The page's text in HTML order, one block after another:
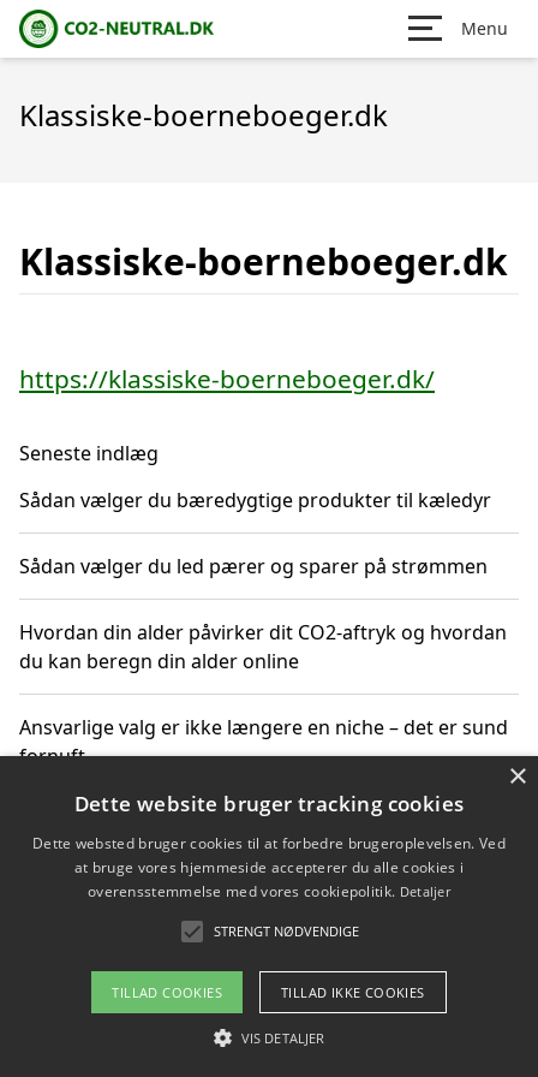
Menu
Klassiske-boerneboeger.dk
Klassiske-boerneboeger.dk
https://klassiske-boerneboeger.dk/
Seneste indlæg
Sådan vælger du bæredygtige produkter til kæledyr
Sådan vælger du led pærer og sparer på strømmen
Hvordan din alder påvirker dit CO2-aftryk og hvordan
du kan beregn din alder online
Ansvarlige valg er ikke længere en niche – det er sund
fornuft
Sådan kan du handle bæredygtigt og bestil med
faktura
Om / kontakt
Blog Betingelser
×
Dette website bruger tracking cookies
Dette websted bruger cookies til at forbedre brugeroplevelsen. Ved
at bruge vores hjemmeside accepterer du alle cookies i
overensstemmelse med vores cookiepolitik. Detaljer
STRENGT NØDVENDIGE
TILLAD COOKIES TILLAD IKKE COOKIES
VIS DETALJER